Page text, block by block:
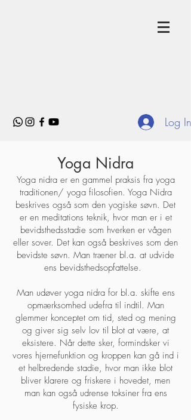
Log In
Yoga Nidra
Yoga nidra er en gammel praksis fra yoga
traditionen/ yoga filosofien. Yoga Nidra
beskrives også som den yogiske søvn. Det
er en meditations teknik, hvor man er i et
bevidsthedsstadie som hverken er vågen
eller sover. Det kan også beskrives som den
bevidste søvn. Man træner bl.a. at udvide
ens bevidsthedsopfattelse.
Man udøver yoga nidra for bl.a. skifte ens
opmærksomhed udefra til indtil. Man
glemmer konceptet om tid, sted og mening
og giver sig selv lov til blot at være, at
eksistere. Når dette sker, formindsker vi
vores hjernefunktion og kroppen kan gå ind i
et helbredende stadie, hvor man ikke blot
bliver klarere og friskere i hovedet, men
man kan også udrense toksiner fra ens
fysiske krop.